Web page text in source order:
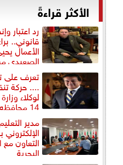
الأكثر قراءةً
رد اعتبار
قانوني..
الأعمال
الصعيدي
التهم... تعرف على
.... حركة
لوكلاء
14 محافظه
مدير التعليم
الإلكتروني
التعاون مع
البحرية